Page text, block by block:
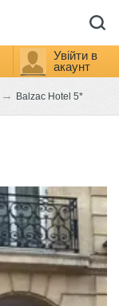
Увійти в
акаунт
→ Balzac Hotel 5*